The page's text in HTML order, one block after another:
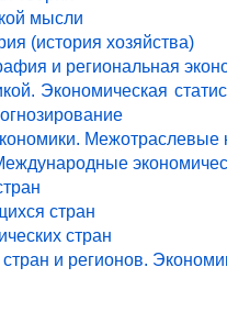
мысли
(история хозяйства)
и региональная
Экономическая
Межотраслевые
стран
стран
и регионов.